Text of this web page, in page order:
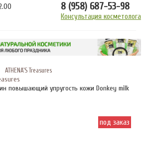
8 (958) 687-53-98
Консультация косметолога
ATHENA'S Treasures
повышающий упругость кожи Donkey milk
под заказ